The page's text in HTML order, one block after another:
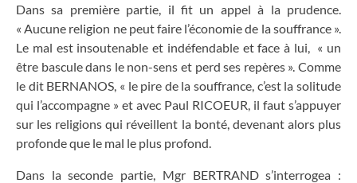
Dans sa première partie, il fit un appel à la prudence.
« Aucune religion ne peut faire l’économie de la souffrance ».
Le mal est insoutenable et indéfendable et face à lui, « un
être bascule dans le non-sens et perd ses repères ». Comme
le dit BERNANOS, « le pire de la souffrance, c’est la solitude
qui l’accompagne » et avec Paul RICOEUR, il faut s’appuyer
sur les religions qui réveillent la bonté, devenant alors plus
profonde que le mal le plus profond.
Dans la seconde partie, Mgr BERTRAND s’interrogea :